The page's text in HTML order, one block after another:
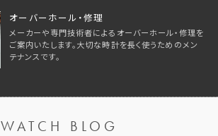
オーバーホール・修理
メーカーや専門技術者によるオーバーホール・修理を
ご案内いたします。大切な時計を長く使うためのメン
テナンスです。
WATCH BLOG